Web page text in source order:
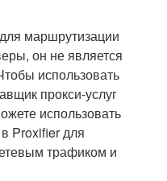
маршрутизации
он не является
использовать
прокси-услуг
использовать
Proxifier для
трафиком и